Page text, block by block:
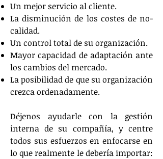
Un mejor servicio al cliente.
La disminución de los costes de no-
calidad.
Un control total de su organización.
Mayor capacidad de adaptación ante
los cambios del mercado.
La posibilidad de que su organización
crezca ordenadamente.
Déjenos ayudarle con la gestión
interna de su compañía, y centre
todos sus esfuerzos en enfocarse en
lo que realmente le debería importar: